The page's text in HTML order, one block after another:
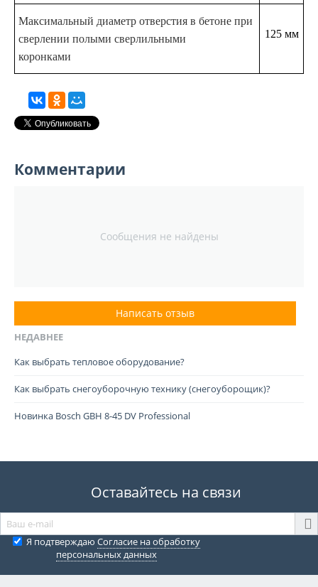
Максимальный диаметр отверстия в бетоне при
сверлении полыми сверлильными
коронками
125 мм
Комментарии
Сообщения не найдены
Написать отзыв
НЕДАВНЕЕ
Как выбрать тепловое оборудование?
Как выбрать снегоуборочную технику (снегоуборощик)?
Новинка Bosch GBH 8-45 DV Professional
Оставайтесь на связи
Я подтверждаю Согласие на обработку
персональных данных